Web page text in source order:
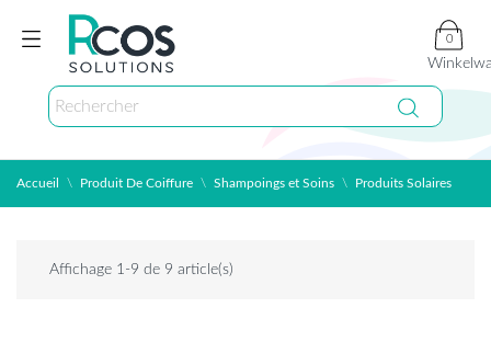
0
Accueil Produit De Coiffure Shampoings et Soins Produits Solaires
Affichage 1-9 de 9 article(s)